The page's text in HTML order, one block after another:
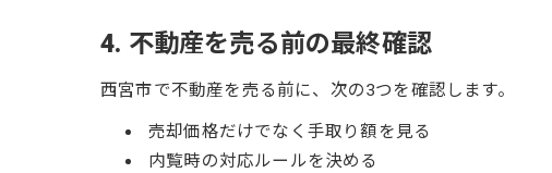
4. 不動産を売る前の最終確認
西宮市で不動産を売る前に、次の3つを確認します。
売却価格だけでなく手取り額を見る
内覧時の対応ルールを決める